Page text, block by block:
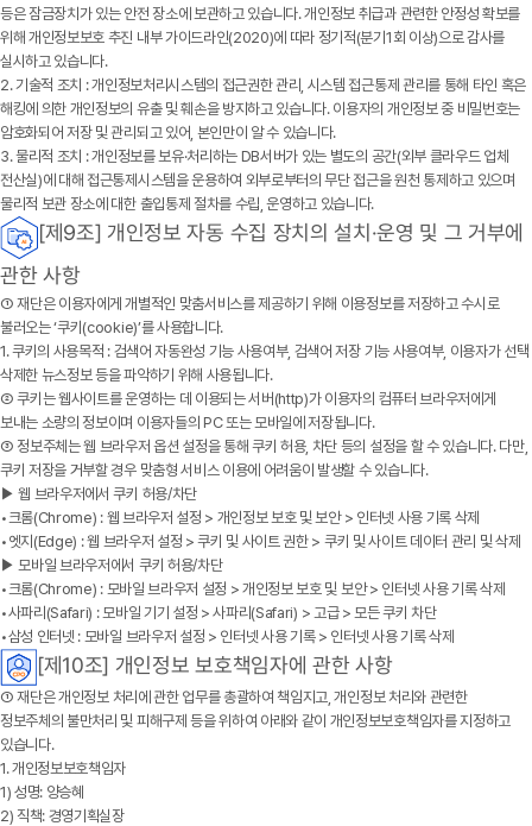
등은 잠금장치가 있는 안전 장소에 보관하고 있습니다. 개인정보 취급과 관련한 안정성 확보를
위해 개인정보보호 추진 내부 가이드라인(2020)에 따라 정기적(분기1회 이상)으로 감사를
실시하고 있습니다.
2. 기술적 조치 : 개인정보처리시스템의 접근권한 관리, 시스템 접근통제 관리를 통해 타인 혹은
해킹에 의한 개인정보의 유출 및 훼손을 방지하고 있습니다. 이용자의 개인정보 중 비밀번호는
암호화되어 저장 및 관리되고 있어, 본인만이 알 수 있습니다.
3. 물리적 조치 : 개인정보를 보유·처리하는 DB서버가 있는 별도의 공간(외부 클라우드 업체
전산실)에 대해 접근통제시스템을 운용하여 외부로부터의 무단 접근을 원천 통제하고 있으며
물리적 보관 장소에 대한 출입통제 절차를 수립, 운영하고 있습니다.
[제9조] 개인정보 자동 수집 장치의 설치·운영 및 그 거부에
관한 사항
①재단은 이용자에게 개별적인 맞춤서비스를 제공하기 위해 이용정보를 저장하고 수시로
불러오는 ‘쿠키(cookie)’를 사용합니다.
1. 쿠키의 사용목적 : 검색어 자동완성 기능 사용여부, 검색어 저장 기능 사용여부, 이용자가 선택
삭제한 뉴스정보 등을 파악하기 위해 사용됩니다.
② 쿠키는 웹사이트를 운영하는 데 이용되는 서버(http)가 이용자의 컴퓨터 브라우저에게
보내는 소량의 정보이며 이용자들의 PC 또는 모바일에 저장됩니다.
③ 정보주체는 웹 브라우저 옵션 설정을 통해 쿠키 허용, 차단 등의 설정을 할 수 있습니다. 다만,
쿠키 저장을 거부할 경우 맞춤형 서비스 이용에 어려움이 발생할 수 있습니다.
▶ 웹 브라우저에서 쿠키 허용/차단
•크롬(Chrome) : 웹 브라우저 설정 > 개인정보 보호 및 보안 > 인터넷 사용 기록 삭제
•엣지(Edge) : 웹 브라우저 설정 > 쿠키 및 사이트 권한 > 쿠키 및 사이트 데이터 관리 및 삭제
▶ 모바일 브라우저에서 쿠키 허용/차단
•크롬(Chrome) : 모바일 브라우저 설정 > 개인정보 보호 및 보안 > 인터넷 사용 기록 삭제
•사파리(Safari) : 모바일 기기 설정 > 사파리(Safari) > 고급 > 모든 쿠키 차단
•삼성 인터넷 : 모바일 브라우저 설정 > 인터넷 사용 기록 > 인터넷 사용 기록 삭제
[제10조] 개인정보 보호책임자에 관한 사항
①재단은 개인정보 처리에 관한 업무를 총괄하여 책임지고, 개인정보 처리와 관련한
정보주체의 불만처리 및 피해구제 등을 위하여 아래와 같이 개인정보보호책임자를 지정하고
있습니다.
1. 개인정보보호책임자
1) 성명: 양승혜
2) 직책: 경영기획실장